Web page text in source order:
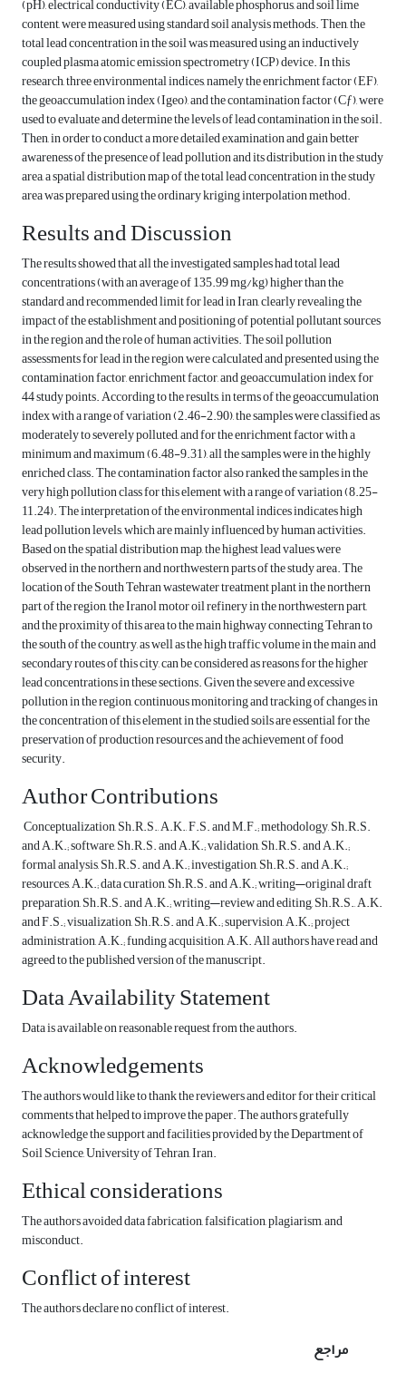
(pH), electrical conductivity (EC), available phosphorus, and soil lime
content, were measured using standard soil analysis methods. Then, the
total lead concentration in the soil was measured using an inductively
coupled plasma atomic emission spectrometry (ICP) device. In this
research, three environmental indices, namely the enrichment factor (EF),
the geoaccumulation index (Igeo), and the contamination factor (Cƒ), were
used to evaluate and determine the levels of lead contamination in the soil.
Then, in order to conduct a more detailed examination and gain better
awareness of the presence of lead pollution and its distribution in the study
area, a spatial distribution map of the total lead concentration in the study
area was prepared using the ordinary kriging interpolation method.
Results and Discussion
The results showed that all the investigated samples had total lead
concentrations (with an average of 135.99 mg/kg) higher than the
standard and recommended limit for lead in Iran, clearly revealing the
impact of the establishment and positioning of potential pollutant sources
in the region and the role of human activities. The soil pollution
assessments for lead in the region were calculated and presented using the
contamination factor, enrichment factor, and geoaccumulation index for
44 study points. According to the results, in terms of the geoaccumulation
index with a range of variation (2.46-2.90), the samples were classified as
moderately to severely polluted, and for the enrichment factor with a
minimum and maximum (6.48-9.31), all the samples were in the highly
enriched class. The contamination factor also ranked the samples in the
very high pollution class for this element with a range of variation (8.25-
11.24). The interpretation of the environmental indices indicates high
lead pollution levels, which are mainly influenced by human activities.
Based on the spatial distribution map, the highest lead values were
observed in the northern and northwestern parts of the study area. The
location of the South Tehran wastewater treatment plant in the northern
part of the region, the Iranol motor oil refinery in the northwestern part,
and the proximity of this area to the main highway connecting Tehran to
the south of the country, as well as the high traffic volume in the main and
secondary routes of this city, can be considered as reasons for the higher
lead concentrations in these sections. Given the severe and excessive
pollution in the region, continuous monitoring and tracking of changes in
the concentration of this element in the studied soils are essential for the
preservation of production resources and the achievement of food
security.
Author Contributions
Conceptualization, Sh.R.S., A.K., F.S. and M.F.; methodology, Sh.R.S.
and A.K.; software, Sh.R.S. and A.K.; validation, Sh.R.S. and A.K.;
formal analysis, Sh.R.S. and A.K.; investigation, Sh.R.S. and A.K.;
resources, A.K.; data curation, Sh.R.S. and A.K.; writing—original draft
preparation, Sh.R.S. and A.K.; writing—review and editing, Sh.R.S., A.K.
and F.S.; visualization, Sh.R.S. and A.K.; supervision, A.K.; project
administration, A.K.; funding acquisition, A.K. All authors have read and
agreed to the published version of the manuscript.
Data Availability Statement
Data is available on reasonable request from the authors.
Acknowledgements
The authors would like to thank the reviewers and editor for their critical
comments that helped to improve the paper. The authors gratefully
acknowledge the support and facilities provided by the Department of
Soil Science, University of Tehran, Iran.
Ethical considerations
The authors avoided data fabrication, falsification, plagiarism, and
misconduct.
Conflict of interest
The authors declare no conflict of interest.
مراجع